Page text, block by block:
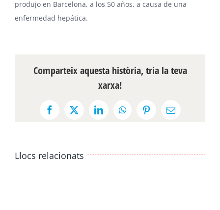
produjo en Barcelona, a los 50 años, a causa de una
enfermedad hepática.
Comparteix aquesta història, tria la teva
xarxa!
Facebook
X LinkedInWhatsAppPinterestEmail:
Llocs relacionats